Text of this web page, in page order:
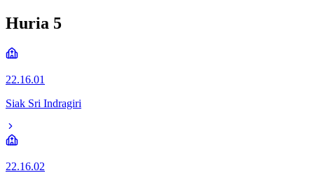
Huria 5
22.16.01
Siak Sri Indragiri
22.16.02